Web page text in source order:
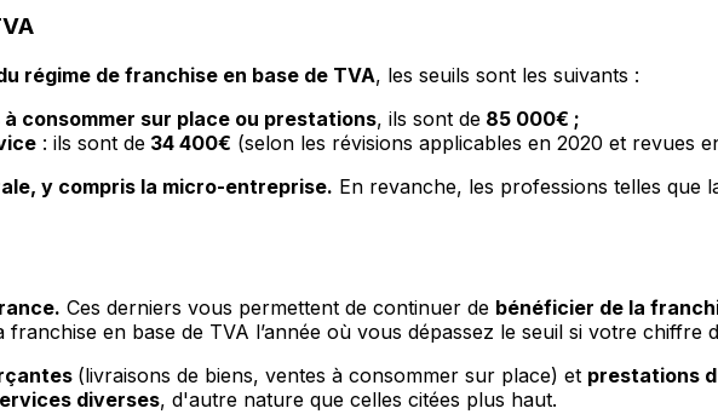
régime de franchise en base de TVA, les seuils sont les suivants :
consommer sur place ou prestations, ils sont de 85 000€ ;
: ils sont de 34 400€ (selon les révisions applicables en 2020 et revues
y compris la micro-entreprise. En revanche, les professions telles que
Ces derniers vous permettent de continuer de bénéficier de la
en base de TVA l’année où vous dépassez le seuil si votre chiffre
(livraisons de biens, ventes à consommer sur place) et prestations
diverses, d'autre nature que celles citées plus haut.